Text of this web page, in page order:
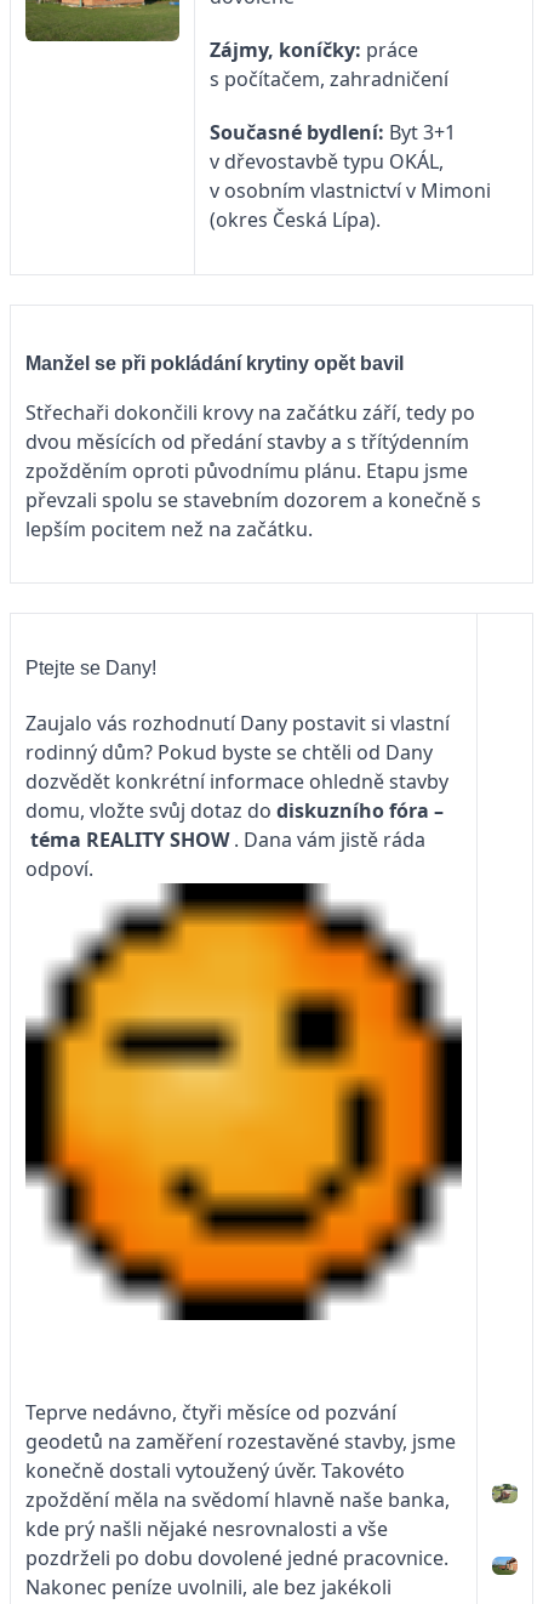
Zájmy, koníčky: práce
s počítačem, zahradničení
Současné bydlení: Byt 3+1
v dřevostavbě typu OKÁL,
v osobním vlastnictví v Mimoni
(okres Česká Lípa).
Manžel se při pokládání krytiny opět bavil
Střechaři dokončili krovy na začátku září, tedy po
dvou měsících od předání stavby a s třítýdenním
zpožděním oproti původnímu plánu. Etapu jsme
převzali spolu se stavebním dozorem a konečně s
lepším pocitem než na začátku.
Ptejte se Dany!
Zaujalo vás rozhodnutí Dany postavit si vlastní
rodinný dům? Pokud byste se chtěli od Dany
dozvědět konkrétní informace ohledně stavby
domu, vložte svůj dotaz do diskuzního fóra –
téma REALITY SHOW. Dana vám jistě ráda
odpoví.
Teprve nedávno, čtyři měsíce od pozvání
geodetů na zaměření rozestavěné stavby, jsme
konečně dostali vytoužený úvěr. Takovéto
zpoždění měla na svědomí hlavně naše banka,
kde prý našli nějaké nesrovnalosti a vše
pozdrželi po dobu dovolené jedné pracovnice.
Nakonec peníze uvolnili, ale bez jakékoli